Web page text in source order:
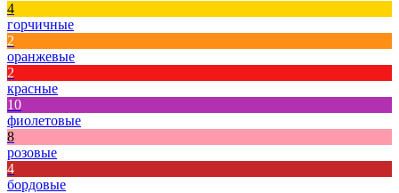
4
горчичные
2
оранжевые
2
красные
10
фиолетовые
8
розовые
4
бордовые